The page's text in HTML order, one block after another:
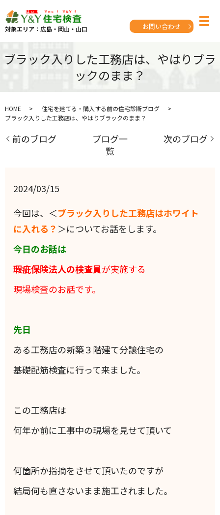
対象エリア：広島・岡山・山口 お問い合わせ
ブラック入りした工務店は、やはりブラ
ックのまま？
HOME
住宅を建てる・購入する前の住宅診断ブログ
ブラック入りした工務店は、やはりブラックのまま？
前のブログ
ブログ一
覧
次のブログ
2024/03/15
今回は、＜ブラック入りした工務店はホワイト
に入れる？ ＞についてお話をします。
今日のお話は
瑕疵保険法人の検査員が実施する
現場検査のお話です。
先日
ある工務店の新築３階建て分譲住宅の
基礎配筋検査に行って来ました。
この工務店は
何年か前に工事中の現場を見せて頂いて
何箇所か指摘をさせて頂いたのですが
結局何も直さないまま施工されました。